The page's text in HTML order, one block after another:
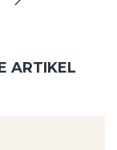
ARTIKEL